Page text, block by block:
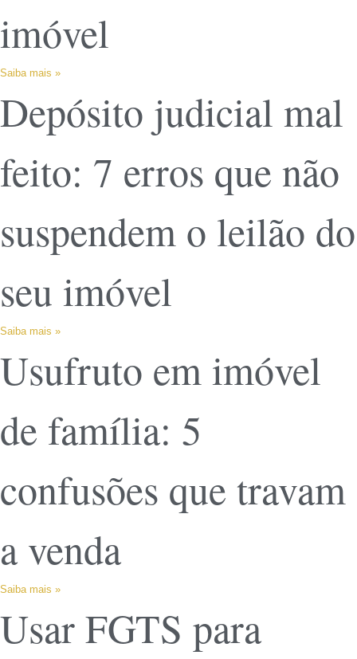
imóvel
Saiba mais »
Depósito judicial mal
feito: 7 erros que não
suspendem o leilão do
seu imóvel
Saiba mais »
Usufruto em imóvel
de família: 5
confusões que travam
a venda
Saiba mais »
Usar FGTS para